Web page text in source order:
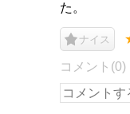
た。
ナイス
コメント(0)